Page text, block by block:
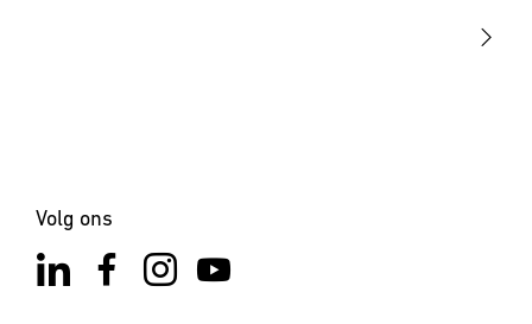
Volg ons